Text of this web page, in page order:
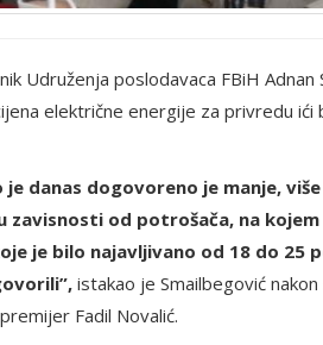
Udruženja poslodavaca FBiH
električne energije za privredu
je danas dogovoreno je manje,
zavisnosti od potrošača, na
je bilo najavljivano od 18 do
istakao je Smailbegović
Fadil Novalić.